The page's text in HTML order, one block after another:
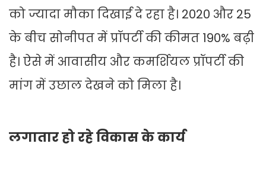
को ज्यादा मौका दिखाई दे रहा है। 2020 और 25
के बीच सोनीपत में प्रॉपर्टी की कीमत 190% बढ़ी
है। ऐसे में आवासीय और कमर्शियल प्रॉपर्टी की
मांग में उछाल देखने को मिला है।
लगातार हो रहे विकास के कार्य